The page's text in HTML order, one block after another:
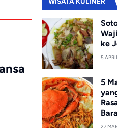
ke
5
5
27